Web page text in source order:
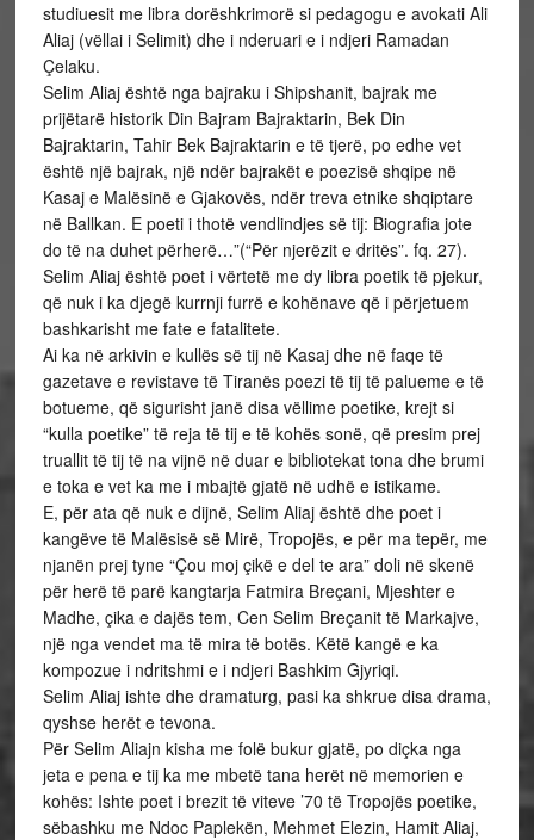
studiuesit me libra dorëshkrimorë si pedagogu e avokati Ali
Aliaj (vëllai i Selimit) dhe i nderuari e i ndjeri Ramadan
Çelaku.
Selim Aliaj është nga bajraku i Shipshanit, bajrak me
prijëtarë historik Din Bajram Bajraktarin, Bek Din
Bajraktarin, Tahir Bek Bajraktarin e të tjerë, po edhe vet
është një bajrak, një ndër bajrakët e poezisë shqipe në
Kasaj e Malësinë e Gjakovës, ndër treva etnike shqiptare
në Ballkan. E poeti i thotë vendlindjes së tij: Biografia jote
do të na duhet përherë…”(“Për njerëzit e dritës”. fq. 27).
Selim Aliaj është poet i vërtetë me dy libra poetik të pjekur,
që nuk i ka djegë kurrnji furrë e kohënave që i përjetuem
bashkarisht me fate e fatalitete.
Ai ka në arkivin e kullës së tij në Kasaj dhe në faqe të
gazetave e revistave të Tiranës poezi të tij të palueme e të
botueme, që sigurisht janë disa vëllime poetike, krejt si
“kulla poetike” të reja të tij e të kohës sonë, që presim prej
truallit të tij të na vijnë në duar e bibliotekat tona dhe brumi
e toka e vet ka me i mbajtë gjatë në udhë e istikame.
E, për ata që nuk e dijnë, Selim Aliaj është dhe poet i
kangëve të Malësisë së Mirë, Tropojës, e për ma tepër, me
njanën prej tyne “Çou moj çikë e del te ara” doli në skenë
për herë të parë kangtarja Fatmira Breçani, Mjeshter e
Madhe, çika e dajës tem, Cen Selim Breçanit të Markajve,
një nga vendet ma të mira të botës. Këtë kangë e ka
kompozue i ndritshmi e i ndjeri Bashkim Gjyriqi.
Selim Aliaj ishte dhe dramaturg, pasi ka shkrue disa drama,
qyshse herët e tevona.
Për Selim Aliajn kisha me folë bukur gjatë, po diçka nga
jeta e pena e tij ka me mbetë tana herët në memorien e
kohës: Ishte poet i brezit të viteve ’70 të Tropojës poetike,
sëbashku me Ndoc Paplekën, Mehmet Elezin, Hamit Aliaj,